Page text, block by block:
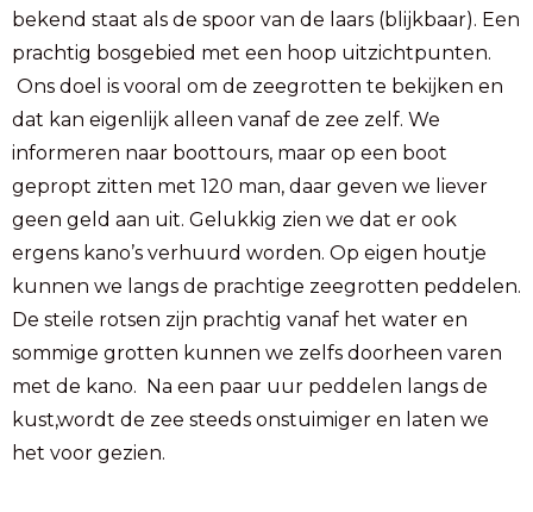
bekend staat als de spoor van de laars (blijkbaar). Een
prachtig bosgebied met een hoop uitzichtpunten.
Ons doel is vooral om de zeegrotten te bekijken en
dat kan eigenlijk alleen vanaf de zee zelf. We
informeren naar boottours, maar op een boot
gepropt zitten met 120 man, daar geven we liever
geen geld aan uit. Gelukkig zien we dat er ook
ergens kano’s verhuurd worden. Op eigen houtje
kunnen we langs de prachtige zeegrotten peddelen.
De steile rotsen zijn prachtig vanaf het water en
sommige grotten kunnen we zelfs doorheen varen
met de kano. Na een paar uur peddelen langs de
kust,wordt de zee steeds onstuimiger en laten we
het voor gezien.